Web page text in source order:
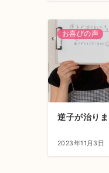
お喜びの声
逆子が治り
2023年11月3日